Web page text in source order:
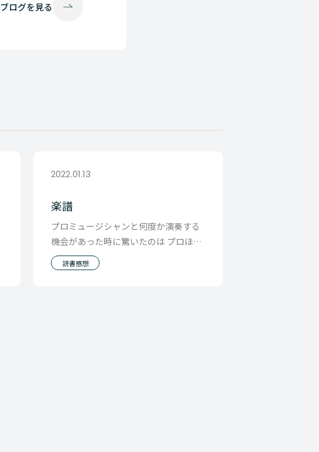
ブログを見る
2022.01.13
楽譜
プロミュージシャンと何度か演奏する
機会があった時に驚いたのは プロほど
楽譜を大切にしていることでした。 ま
ず基本のきは
読書感想